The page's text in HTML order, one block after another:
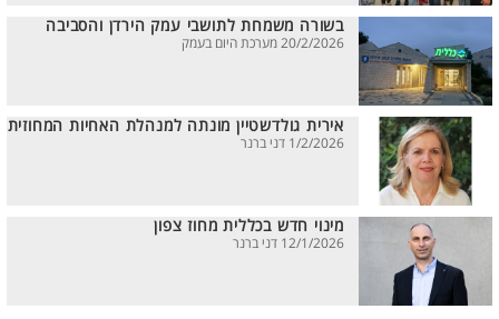
בשורה משמחת לתושבי עמק הירדן והסביבה
20/2/2026 מערכת היום בעמק
אירית גולדשטיין מונתה למנהלת האחיות המחוזית
1/2/2026 דני ברנר
מינוי חדש בכללית מחוז צפון
12/1/2026 דני ברנר